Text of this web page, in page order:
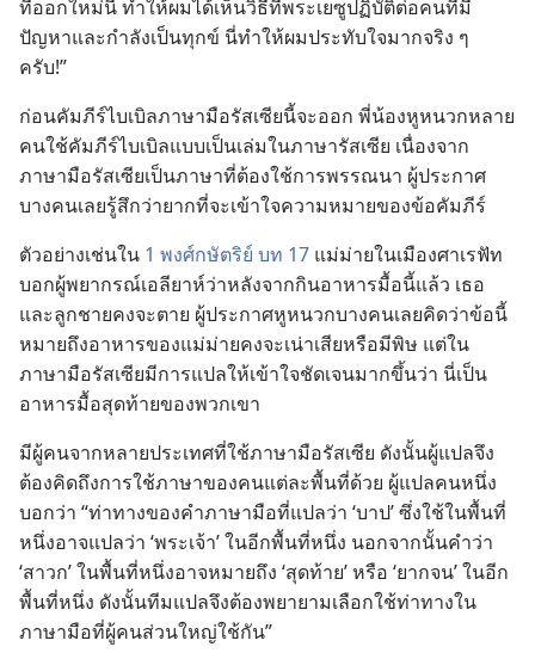
ที่​ออก​ใหม่​นี้ ทำ​ให้​ผม​ได้​เห็น​วิธี​ที่​พระ​เยซู​ปฏิบัติ​ต่อ​คน​ที่​มี​
ปัญหา​และ​กำลัง​เป็น​ทุกข์ นี่​ทำ​ให้​ผม​ประทับใจ​มาก​จริง​ ๆ ​
ครับ!”
ก่อน​คัมภีร์​ไบเบิล​ภาษา​มือ​รัสเซีย​นี้​จะ​ออก พี่​น้อง​หู​หนวก​หลาย​
คน​ใช้​คัมภีร์​ไบเบิล​แบบ​เป็น​เล่ม​ใน​ภาษา​รัสเซีย เนื่อง​จาก​
ภาษา​มือ​รัสเซีย​เป็น​ภาษา​ที่​ต้อง​ใช้​การ​พรรณนา ผู้​ประกาศ​
บาง​คน​เลย​รู้สึก​ว่า​ยาก​ที่​จะ​เข้าใจ​ความหมาย​ของ​ข้อ​คัมภีร์
ตัวอย่าง​เช่น​ใน 1 พงศ์กษัตริย์ บท 17 แม่​ม่าย​ใน​เมือง​ศาเรฟัท​
บอก​ผู้​พยากรณ์​เอลียาห์​ว่า​หลัง​จาก​กิน​อาหาร​มื้อ​นี้​แล้ว เธอ​
และ​ลูก​ชาย​คง​จะ​ตาย ผู้​ประกาศ​หู​หนวก​บาง​คน​เลย​คิด​ว่า​ข้อ​นี้​
หมาย​ถึง​อาหาร​ของ​แม่​ม่าย​คง​จะ​เน่า​เสีย​หรือ​มี​พิษ แต่​ใน​
ภาษา​มือ​รัสเซีย​มี​การ​แปล​ให้​เข้าใจ​ชัดเจน​มาก​ขึ้น​ว่า นี่​เป็น​
อาหาร​มื้อ​สุด​ท้าย​ของ​พวก​เขา
มี​ผู้​คน​จาก​หลาย​ประเทศ​ที่​ใช้​ภาษา​มือ​รัสเซีย ดังนั้น​ผู้​แปล​จึง​
ต้อง​คิด​ถึง​การ​ใช้​ภาษา​ของ​คน​แต่​ละ​พื้น​ที่​ด้วย ผู้​แปล​คน​หนึ่ง​
บอก​ว่า “ท่า​ทาง​ของ​คำ​ภาษา​มือ​ที่​แปล​ว่า ‘บาป’ ซึ่ง​ใช้​ใน​พื้น​ที่​
หนึ่ง​อาจ​แปล​ว่า ‘พระเจ้า’ ใน​อีก​พื้น​ที่​หนึ่ง นอกจากนั้น​คำ​ว่า
‘สาวก’ ใน​พื้น​ที่​หนึ่ง​อาจ​หมาย​ถึง ‘สุด​ท้าย’ หรือ ‘ยาก​จน’ ใน​อีก​
พื้น​ที่​หนึ่ง ดังนั้น​ทีม​แปล​จึง​ต้อง​พยายาม​เลือก​ใช้​ท่า​ทาง​ใน​
ภาษา​มือ​ที่​ผู้​คน​ส่วน​ใหญ่​ใช้​กัน”